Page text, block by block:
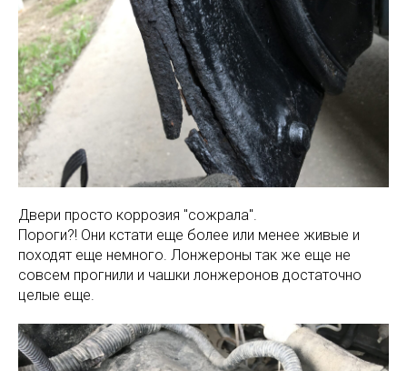
Двери просто коррозия "сожрала".
Пороги?! Они кстати еще более или менее живые и
походят еще немного. Лонжероны так же еще не
совсем прогнили и чашки лонжеронов достаточно
целые еще.